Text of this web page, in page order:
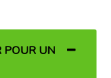
POUR UN